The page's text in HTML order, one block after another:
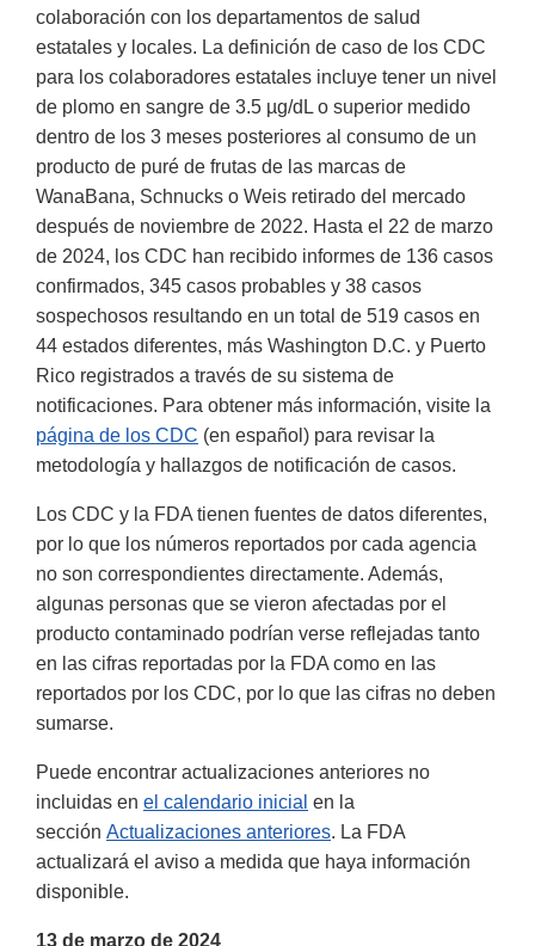
colaboración con los departamentos de salud
estatales y locales. La definición de caso de los CDC
para los colaboradores estatales incluye tener un nivel
de plomo en sangre de 3.5 µg/dL o superior medido
dentro de los 3 meses posteriores al consumo de un
producto de puré de frutas de las marcas de
WanaBana, Schnucks o Weis retirado del mercado
después de noviembre de 2022. Hasta el 22 de marzo
de 2024, los CDC han recibido informes de 136 casos
confirmados, 345 casos probables y 38 casos
sospechosos resultando en un total de 519 casos en
44 estados diferentes, más Washington D.C. y Puerto
Rico registrados a través de su sistema de
notificaciones. Para obtener más información, visite la
página de los CDC (en español) para revisar la
metodología y hallazgos de notificación de casos.
Los CDC y la FDA tienen fuentes de datos diferentes,
por lo que los números reportados por cada agencia
no son correspondientes directamente. Además,
algunas personas que se vieron afectadas por el
producto contaminado podrían verse reflejadas tanto
en las cifras reportadas por la FDA como en las
reportados por los CDC, por lo que las cifras no deben
sumarse.
Puede encontrar actualizaciones anteriores no
incluidas en el calendario inicial en la
sección Actualizaciones anteriores. La FDA
actualizará el aviso a medida que haya información
disponible.
13 de marzo de 2024